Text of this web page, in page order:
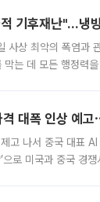
기후재난"…냉
사상 최악의 폭염과
막는 데 모든 행정력
대폭 인상 예고
고 나서 중국 대표
으로 미국과 중국 경